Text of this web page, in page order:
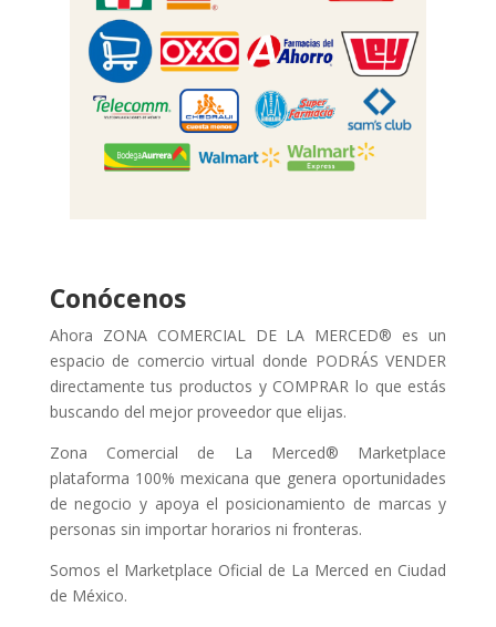
Conócenos
Ahora ZONA COMERCIAL DE LA MERCED® es un
espacio de comercio virtual donde PODRÁS VENDER
directamente tus productos y COMPRAR lo que estás
buscando del mejor proveedor que elijas.
Zona Comercial de La Merced® Marketplace
plataforma 100% mexicana que genera oportunidades
de negocio y apoya el posicionamiento de marcas y
personas sin importar horarios ni fronteras.
Somos el Marketplace Oficial de La Merced en Ciudad
de México.